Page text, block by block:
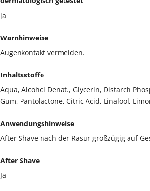
ja
Warnhinweise
Augenkontakt vermeiden.
Inhaltsstoffe
Aqua, Alcohol Denat., Glycerin, Distarch
Gum, Pantolactone, Citric Acid, Linalool,
Anwendungshinweise
After Shave nach der Rasur großzügig auf
After Shave
Ja